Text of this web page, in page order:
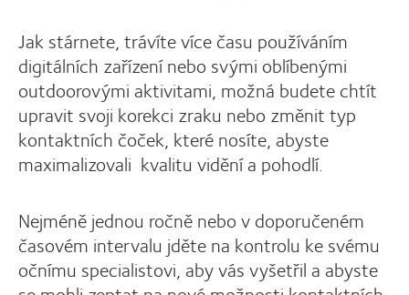
Jak stárnete, trávíte více času používáním
digitálních zařízení nebo svými oblíbenými
outdoorovými aktivitami, možná budete chtít
upravit svoji korekci zraku nebo změnit typ
kontaktních čoček, které nosíte, abyste
maximalizovali kvalitu vidění a pohodlí.
Nejméně jednou ročně nebo v doporučeném
časovém intervalu jděte na kontrolu ke svému
očnímu specialistovi, aby vás vyšetřil a abyste